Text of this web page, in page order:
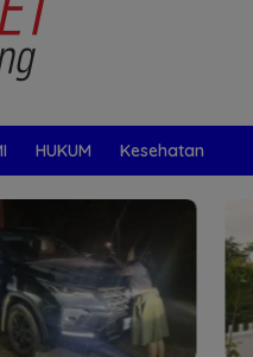
HUKUM Kesehatan